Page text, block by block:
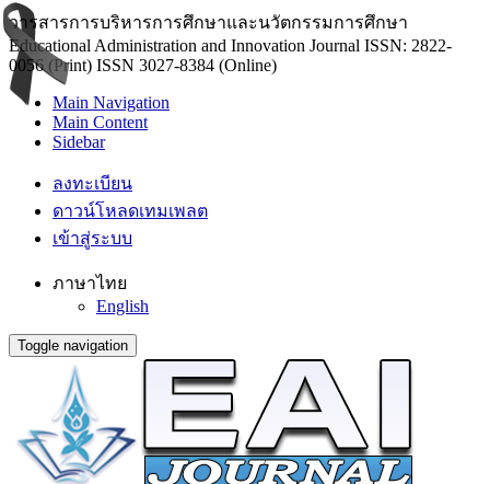
วารสารการบริหารการศึกษาและนวัตกรรมการศึกษา
Educational Administration and Innovation Journal ISSN: 2822-
0056 (Print) ISSN 3027-8384 (Online)
Main Navigation
Main Content
Sidebar
ลงทะเบียน
ดาวน์โหลดเทมเพลต
เข้าสู่ระบบ
ภาษาไทย
English
Toggle navigation